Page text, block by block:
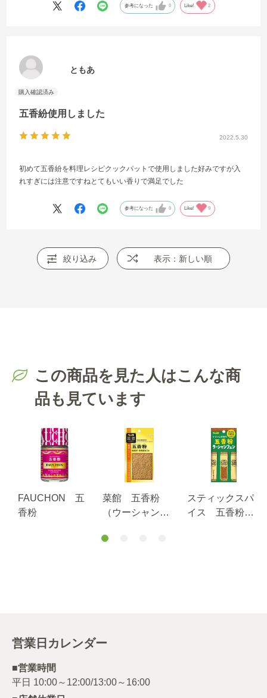
参考になった 0 Like! 2
2022.5.30
五香紛使用しました
ともあ
初めて五香紛を料理レシピクックパットで使用しました好みですが入
れすぎには注意ですねとてもいい香りで満足でした
参考になった 0 Like! 9
絞り込み 表示：新しい順
この商品を見た人はこんな商
品も見ています
FAUCHON 五
香粉
菜館 五香粉
（ウーシャンフ
スティックスパ
イス 五香粉
営業日カレンダー
■営業時間